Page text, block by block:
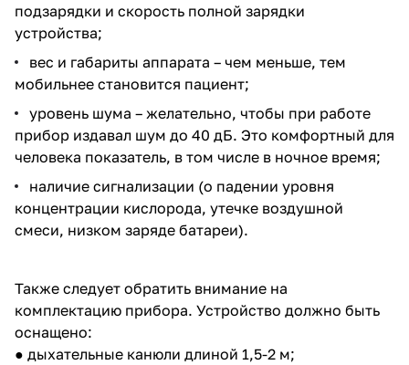
подзарядки и скорость полной зарядки
устройства;
вес и габариты аппарата – чем меньше, тем
мобильнее становится пациент;
уровень шума – желательно, чтобы при работе
прибор издавал шум до 40 дБ. Это комфортный для
человека показатель, в том числе в ночное время;
наличие сигнализации (о падении уровня
концентрации кислорода, утечке воздушной
смеси, низком заряде батареи).
Также следует обратить внимание на
комплектацию прибора. Устройство должно быть
оснащено:
● дыхательные канюли длиной 1,5-2 м;